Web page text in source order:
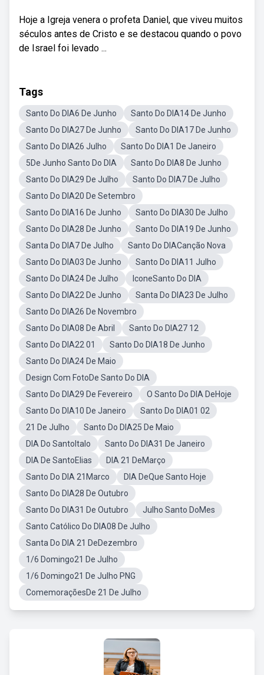
Hoje a Igreja venera o profeta Daniel, que viveu muitos
séculos antes de Cristo e se destacou quando o povo
de Israel foi levado ...
Tags
Santo Do DIA6 De Junho
Santo Do DIA14 De Junho
Santo Do DIA27 De Junho
Santo Do DIA17 De Junho
Santo Do DIA26 Julho
Santo Do DIA1 De Janeiro
5De Junho Santo Do DIA
Santo Do DIA8 De Junho
Santo Do DIA29 De Julho
Santo Do DIA7 De Julho
Santo Do DIA20 De Setembro
Santo Do DIA16 De Junho
Santo Do DIA30 De Julho
Santo Do DIA28 De Junho
Santo Do DIA19 De Junho
Santa Do DIA7 De Julho
Santo Do DIACanção Nova
Santo Do DIA03 De Junho
Santo Do DIA11 Julho
Santo Do DIA24 De Julho
IconeSanto Do DIA
Santo Do DIA22 De Junho
Santa Do DIA23 De Julho
Santo Do DIA26 De Novembro
Santo Do DIA08 De Abril
Santo Do DIA27 12
Santo Do DIA22 01
Santo Do DIA18 De Junho
Santo Do DIA24 De Maio
Design Com FotoDe Santo Do DIA
Santo Do DIA29 De Fevereiro
O Santo Do DIA DeHoje
Santo Do DIA10 De Janeiro
Santo Do DIA01 02
21 De Julho
Santo Do DIA25 De Maio
DIA Do SantoItalo
Santo Do DIA31 De Janeiro
DIA De SantoElias
DIA 21 DeMarço
Santo Do DIA 21Marco
DIA DeQue Santo Hoje
Santo Do DIA28 De Outubro
Santo Do DIA31 De Outubro
Julho Santo DoMes
Santo Católico Do DIA08 De Julho
Santa Do DIA 21 DeDezembro
1/6 Domingo21 De Julho
1/6 Domingo21 De Julho PNG
ComemoraçõesDe 21 De Julho